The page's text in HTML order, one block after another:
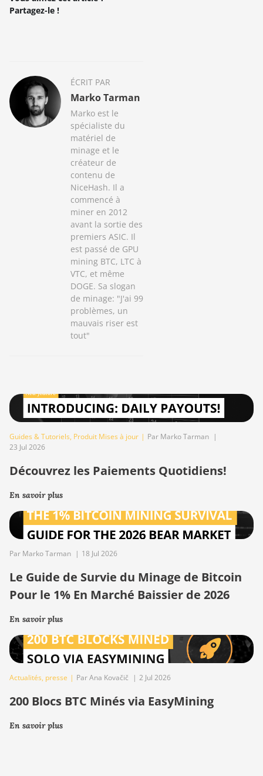
Partagez-le !
ÉCRIT PAR
Marko Tarman
Marko est le
spécialiste du
matériel de
minage et le
créateur de
contenu de
NiceHash. Il a
commencé à
miner en 2012
avant la sortie des
premiers ASIC. Il
est passé de GPU
mining BTC, LTC à
VTC, et même
DOGE. Sa slogan
de minage: "J'ai 99
problèmes, un
mauvais riser est
tout"
Guides & Tutoriels, Produit Mises à jour | Par Marko Tarman |
23 Jul 2026
Découvrez les Paiements Quotidiens!
En savoir plus
Par Marko Tarman | 18 Jul 2026
Le Guide de Survie du Minage de Bitcoin
Pour le 1% En Marché Baissier de 2026
En savoir plus
Actualités, presse | Par Ana Kovačič | 2 Jul 2026
200 Blocs BTC Minés via EasyMining
En savoir plus